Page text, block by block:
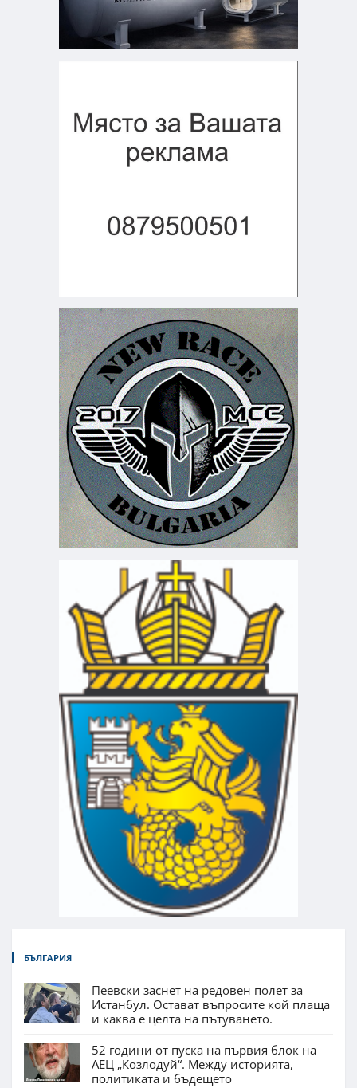
БЪЛГАРИЯ
Пеевски заснет на редовен полет за
Истанбул. Остават въпросите кой плаща
и каква е целта на пътуването.
52 години от пуска на първия блок на
АЕЦ „Козлодуй“. Между историята,
политиката и бъдещето